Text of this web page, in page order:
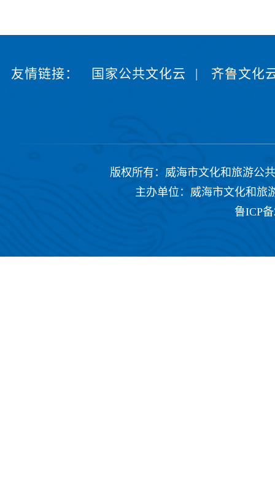
友情链接： 国家公共文化云 | 齐鲁文化
版权所有：威海市文化和旅游公共
主办单位：威海市文化和旅
鲁ICP备